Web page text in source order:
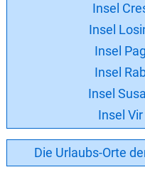
Insel
Insel
Insel
Insel
Insel
Insel
Die Urlaubs-Orte